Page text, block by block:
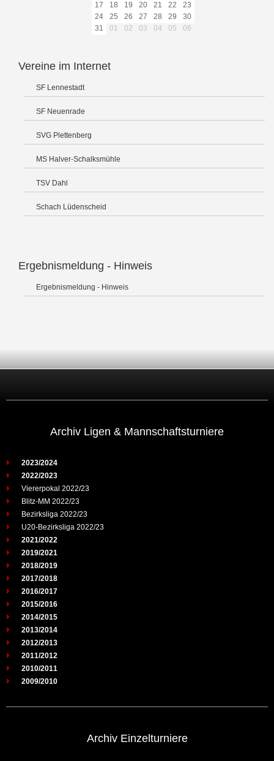
17
18 19 20 21 22
23
24
25 26 27 28 29
30
31
01 02 03 04 05 06
Vereine im Internet
SF Lennestadt
SF Neuenrade
SVG Plettenberg
MS Halver-Schalksmühle
TSV Dahl
Schach Lüdenscheid
Ergebnismeldung - Hinweis
Ergebnismeldung - Hinweis
Archiv Ligen & Mannschaftsturniere
2023/2024
2022/2023
Viererpokal 2022/23
Blitz-MM 2022/23
Bezirksliga 2022/23
U20-Bezirksliga 2022/23
2021/2022
2019/2021
2018/2019
2017/2018
2016/2017
2015/2016
2014/2015
2013/2014
2012/2013
2011/2012
2010/2011
2009/2010
Archiv Einzelturniere